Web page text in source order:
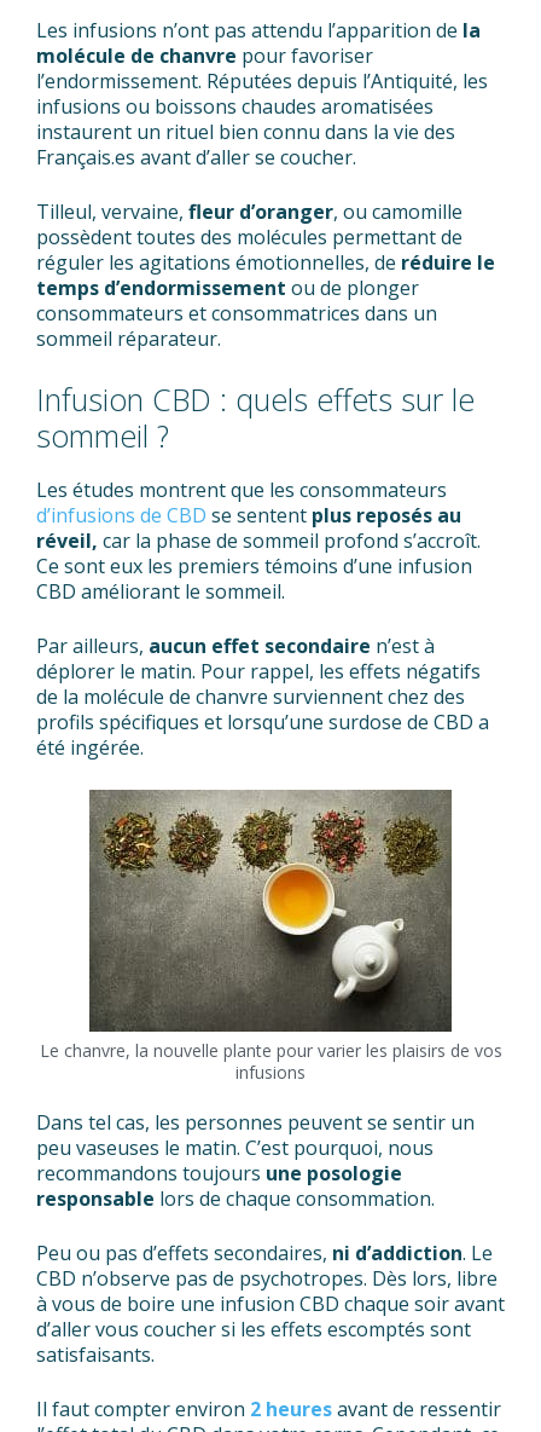
Les infusions n’ont pas attendu l’apparition de la
molécule de chanvre pour favoriser
l’endormissement. Réputées depuis l’Antiquité, les
infusions ou boissons chaudes aromatisées
instaurent un rituel bien connu dans la vie des
Français.es avant d’aller se coucher.
Tilleul, vervaine, fleur d’oranger, ou camomille
possèdent toutes des molécules permettant de
réguler les agitations émotionnelles, de réduire le
temps d’endormissement ou de plonger
consommateurs et consommatrices dans un
sommeil réparateur.
Infusion CBD : quels effets sur le
sommeil ?
Les études montrent que les consommateurs
d’infusions de CBD se sentent plus reposés au
réveil, car la phase de sommeil profond s’accroît.
Ce sont eux les premiers témoins d’une infusion
CBD améliorant le sommeil.
Par ailleurs, aucun effet secondaire n’est à
déplorer le matin. Pour rappel, les effets négatifs
de la molécule de chanvre surviennent chez des
profils spécifiques et lorsqu’une surdose de CBD a
été ingérée.
Le chanvre, la nouvelle plante pour varier les plaisirs de vos
infusions
Dans tel cas, les personnes peuvent se sentir un
peu vaseuses le matin. C’est pourquoi, nous
recommandons toujours une posologie
responsable lors de chaque consommation.
Peu ou pas d’effets secondaires, ni d’addiction. Le
CBD n’observe pas de psychotropes. Dès lors, libre
à vous de boire une infusion CBD chaque soir avant
d’aller vous coucher si les effets escomptés sont
satisfaisants.
Il faut compter environ 2 heuresavant de ressentir